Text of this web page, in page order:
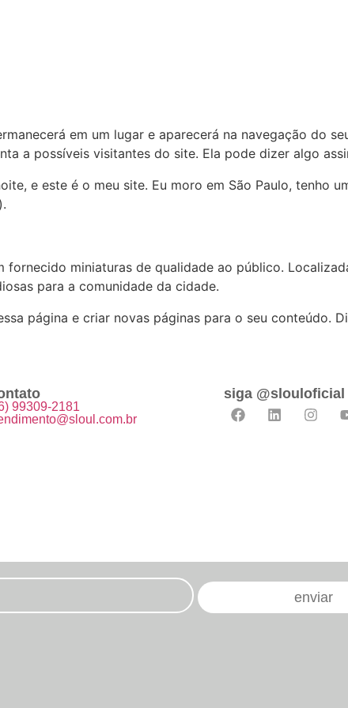
em um lugar e aparecerá na navegação do
a possíveis visitantes do site. Ela pode dizer algo
e este é o meu site. Eu moro em São Paulo, tenho
fornecido miniaturas de qualidade ao público.
para a comunidade da cidade.
página e criar novas páginas para o seu conteúdo.
99309-2181
siga @slouloficial
enviar